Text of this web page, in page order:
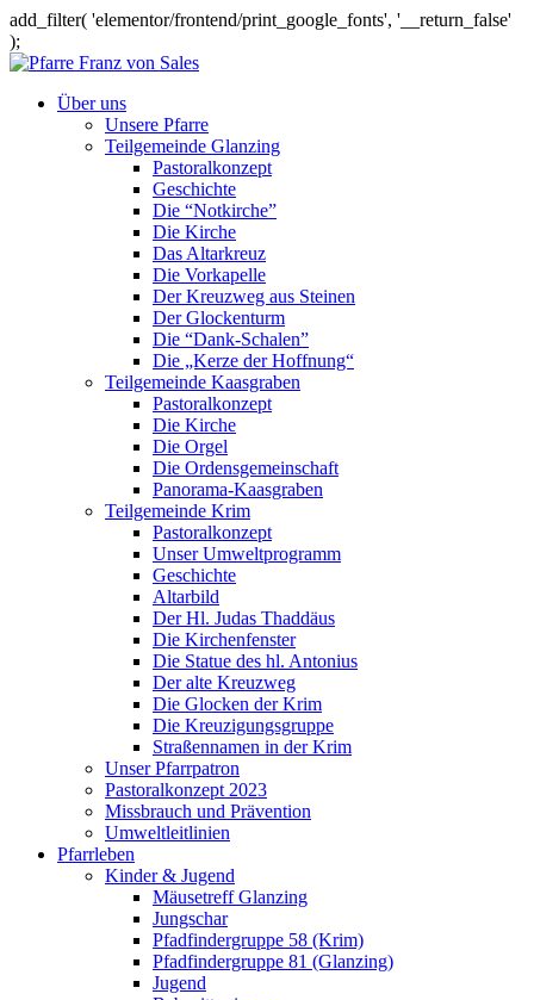
add_filter( 'elementor/frontend/print_google_fonts', '__return_false'
);
Über uns
Unsere Pfarre
Teilgemeinde Glanzing
Pastoralkonzept
Geschichte
Die “Notkirche”
Die Kirche
Das Altarkreuz
Die Vorkapelle
Der Kreuzweg aus Steinen
Der Glockenturm
Die “Dank-Schalen”
Die „Kerze der Hoffnung“
Teilgemeinde Kaasgraben
Pastoralkonzept
Die Kirche
Die Orgel
Die Ordensgemeinschaft
Panorama-Kaasgraben
Teilgemeinde Krim
Pastoralkonzept
Unser Umweltprogramm
Geschichte
Altarbild
Der Hl. Judas Thaddäus
Die Kirchenfenster
Die Statue des hl. Antonius
Der alte Kreuzweg
Die Glocken der Krim
Die Kreuzigungsgruppe
Straßennamen in der Krim
Unser Pfarrpatron
Pastoralkonzept 2023
Missbrauch und Prävention
Umweltleitlinien
Pfarrleben
Kinder & Jugend
Mäusetreff Glanzing
Jungschar
Pfadfindergruppe 58 (Krim)
Pfadfindergruppe 81 (Glanzing)
Jugend